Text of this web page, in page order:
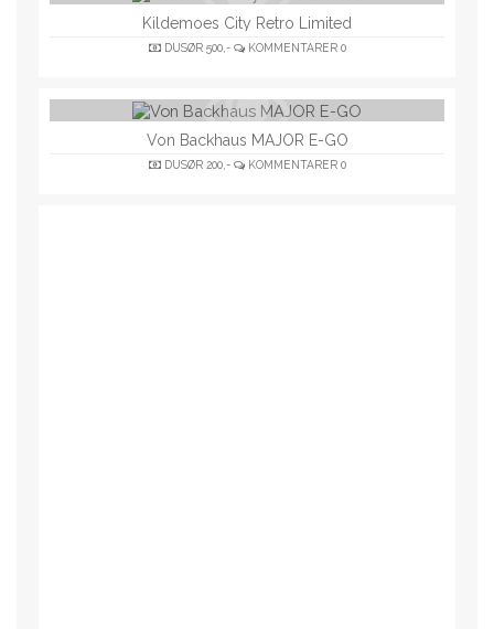
Kildemoes City Retro Limited
DUSØR 500,- KOMMENTARER 0
Von Backhaus MAJOR E-GO
DUSØR 200,- KOMMENTARER 0